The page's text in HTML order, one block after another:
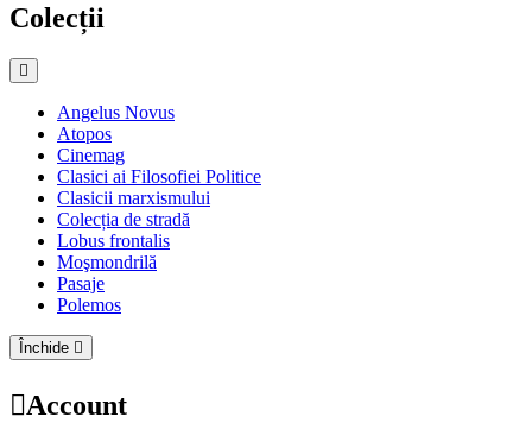
Colecții
Angelus Novus
Atopos
Cinemag
Clasici ai Filosofiei Politice
Clasicii marxismului
Colecția de stradă
Lobus frontalis
Moşmondrilă
Pasaje
Polemos
Închide
Account